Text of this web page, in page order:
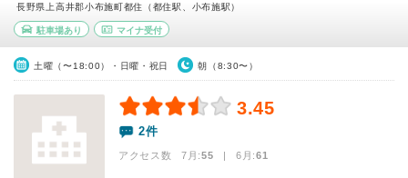
長野県上高井郡小布施町都住（都住駅、小布施駅）
駐車場あり マイナ受付
土曜（〜18:00）・日曜・祝日 朝（8:30〜）
3.45
2件
アクセス数 7月:55 | 6月:61